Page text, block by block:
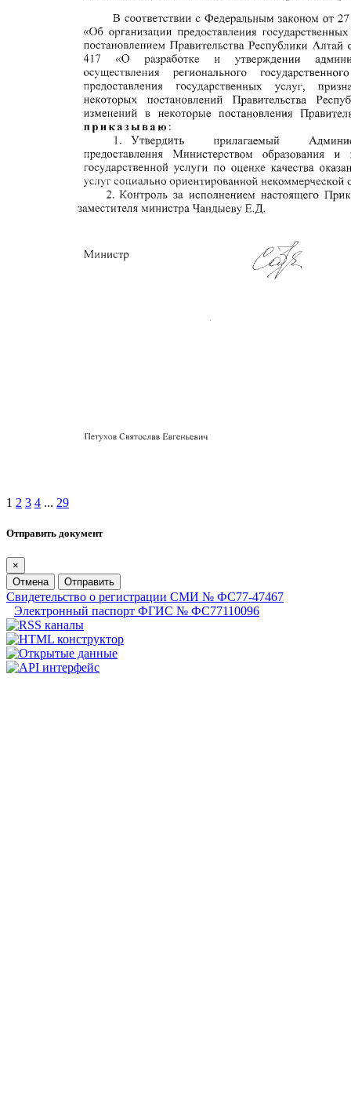
1 2 3 4 ... 29
Отправить документ
×
Отмена
Отправить
Свидетельство о регистрации СМИ № ФС77-47467
Электронный паспорт ФГИС № ФС77110096